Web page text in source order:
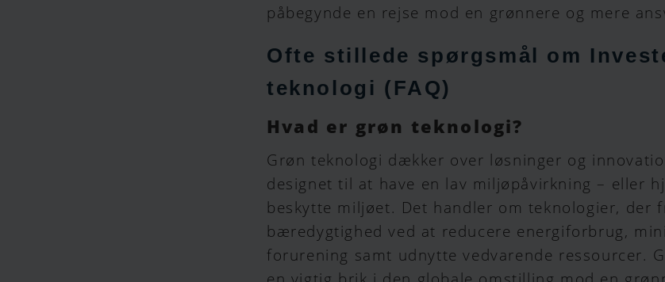
påbegynde en rejse mod en grønnere og mere
Ofte stillede spørgsmål om
teknologi (FAQ)
Hvad er grøn teknologi?
Grøn teknologi dækker over løsninger og
designet til at have en lav miljøpåvirkning – eller
beskytte miljøet. Det handler om teknologier, der
bæredygtighed ved at reducere energiforbrug,
forurening samt udnytte vedvarende ressourcer.